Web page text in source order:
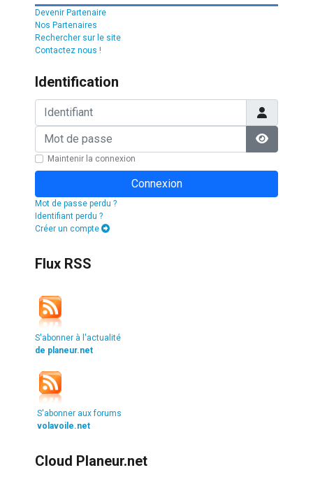
Devenir Partenaire
Nos Partenaires
Rechercher sur le site
Contactez nous !
Identification
Identifiant
Mot de passe
Afficher
Maintenir la connexion
Connexion
Mot de passe perdu ?
Identifiant perdu ?
Créer un compte
Flux RSS
S'abonner à l'actualité
de planeur.net
S'abonner aux forums
volavoile.net
Cloud Planeur.net